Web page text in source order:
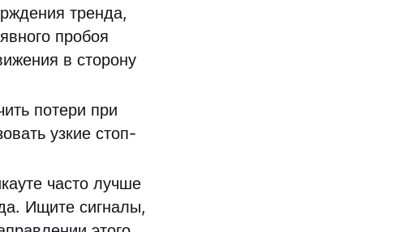
тренда,
пробоя
в сторону
потери при
узкие стоп-
часто лучше
Ищите сигналы,